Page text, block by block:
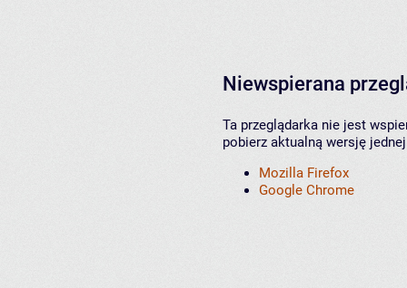
Niewspierana
Ta przeglądarka nie jest
pobierz aktualną wersję
Mozilla Firefox
Google Chrome